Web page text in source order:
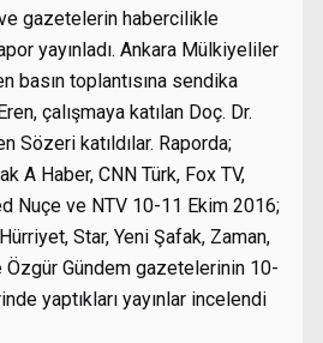
gazetelerin habercilikle
yayınladı. Ankara Mülkiyeliler
basın toplantısına sendika
çalışmaya katılan Doç. Dr.
Sözeri katıldılar. Raporda;
A Haber, CNN Türk, Fox TV,
Nuçe ve NTV 10-11 Ekim 2016;
Star, Yeni Şafak, Zaman,
Özgür Gündem gazetelerinin 10-
yaptıkları yayınlar incelendi